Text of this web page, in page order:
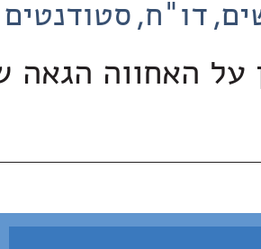
דו"ח סטודנטים
על האחווה הגאה